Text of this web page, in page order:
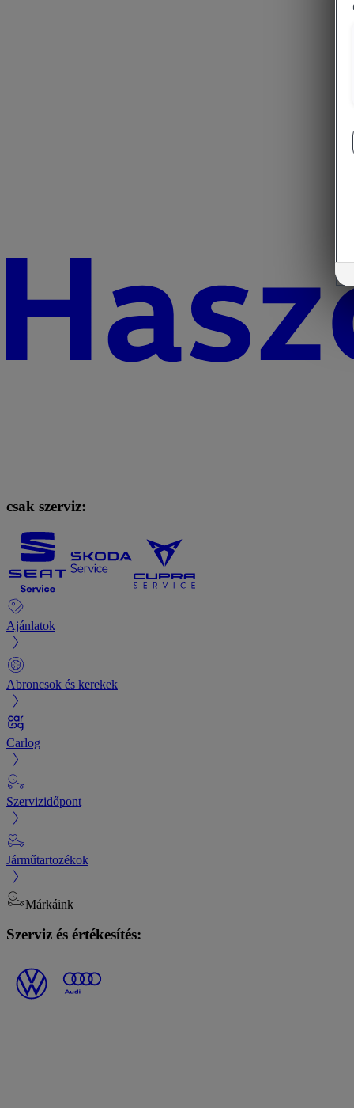
csak szerviz:
Ajánlatok
Abroncsok és kerekek
Carlog
Szervizidőpont
Járműtartozékok
Márkáink
Szerviz és értékesítés: